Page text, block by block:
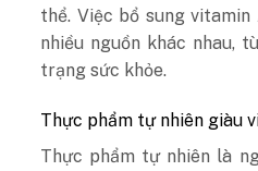
thể. Việc bổ sung
nhiều nguồn khác nhau,
trạng sức khỏe.
Thực phẩm tự nhiên giàu
Thực phẩm tự nhiên là